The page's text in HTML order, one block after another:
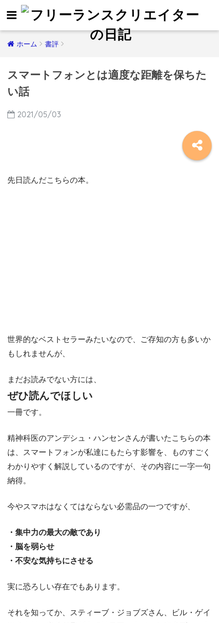
ホーム 書評
スマートフォンとは適度な距離を保ちた
い話
2021/05/03
先日読んだこちらの本。
世界的なベストセラーみたいなので、ご存知の方も多いか
もしれませんが、
まだお読みでない方には、
ぜひ読んでほしい
一冊です。
精神科医のアンデシュ・ハンセンさんが書いたこちらの本
は、スマートフォンが私達にもたらす影響を、ものすごく
わかりやすく解説しているのですが、その内容に一字一句
納得。
今やスマホはなくてはならない必需品の一つですが、
・集中力の最大の敵であり
・脳を弱らせ
・不安な気持ちにさせる
実に恐ろしい存在でもあります。
それを知ってか、スティーブ・ジョブズさん、ビル・ゲイ